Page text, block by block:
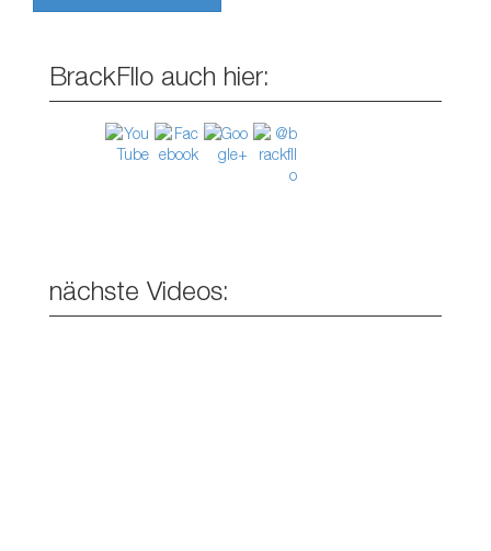
BrackFllo auch hier:
nächste Videos: